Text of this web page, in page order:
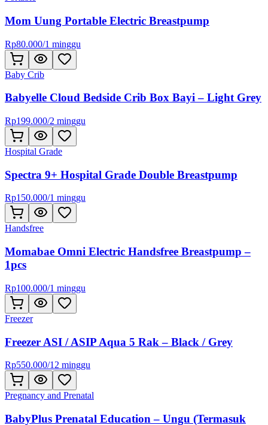
Mom Uung Portable Electric Breastpump
Rp80.000/1 minggu
Baby Crib
Babyelle Cloud Bedside Crib Box Bayi – Light Grey
Rp199.000/2 minggu
Hospital Grade
Spectra 9+ Hospital Grade Double Breastpump
Rp150.000/1 minggu
Handsfree
Momabae Omni Electric Handsfree Breastpump –
1pcs
Rp100.000/1 minggu
Freezer
Freezer ASI / ASIP Aqua 5 Rak – Black / Grey
Rp550.000/12 minggu
Pregnancy and Prenatal
BabyPlus Prenatal Education – Ungu (Termasuk